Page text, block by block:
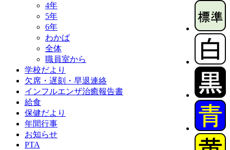
4年
5年
6年
わかば
全体
職員室から
学校だより
欠席・遅刻・早退連絡
インフルエンザ治癒報告書
給食
保健だより
年間行事
お知らせ
PTA